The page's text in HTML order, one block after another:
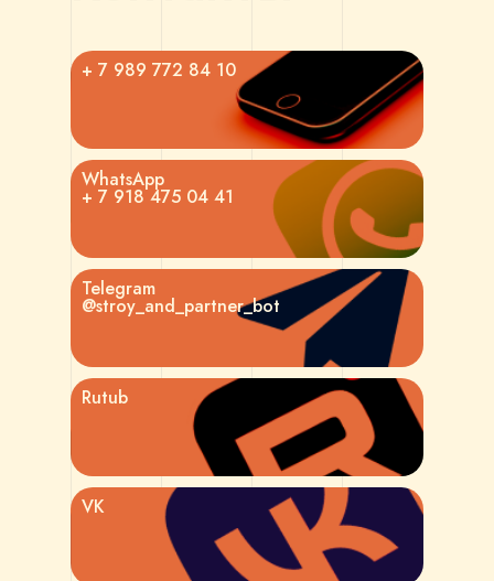
+ 7 989 772 84 10
Telegram
@stroy_and_partner_bot
WhatsApp
+ 7 918 475 04 41
VK
Rutub